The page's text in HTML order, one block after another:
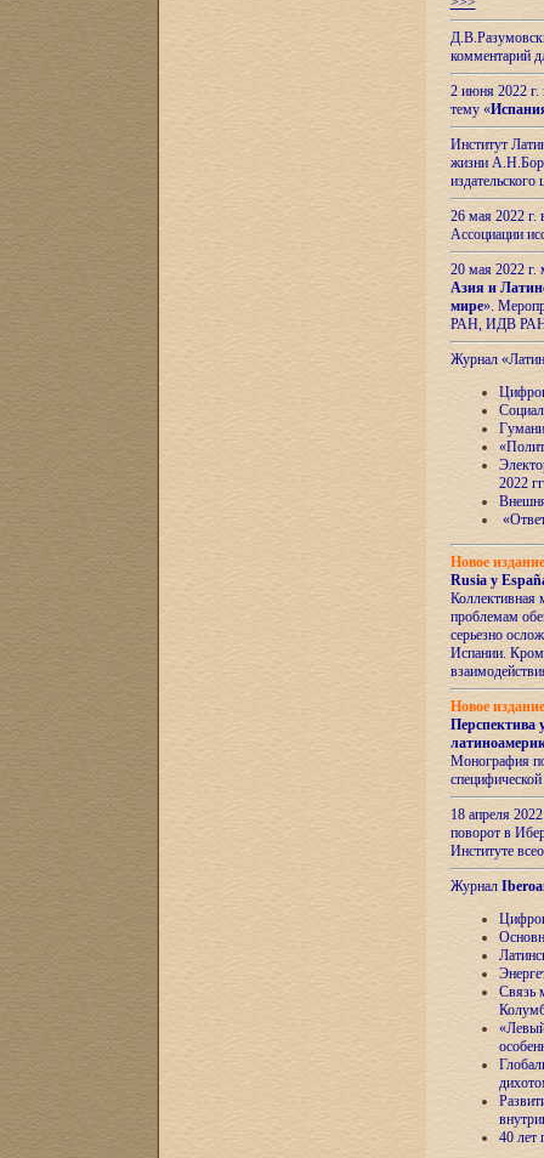
комментарий
2 июня 2022 г.
тему «
Институт
жизни
26 мая 2022
Ассоциации
20 мая 2022
Азия и
мире».
РАН, ИДВ
Журнал
2022
Новое
Rusia y
Коллективная
проблемам
серьезно
Испании.
Новое
Перспектива
Монография
18 апреля
поворот в
Институте
Журнал
Связь
40 лет